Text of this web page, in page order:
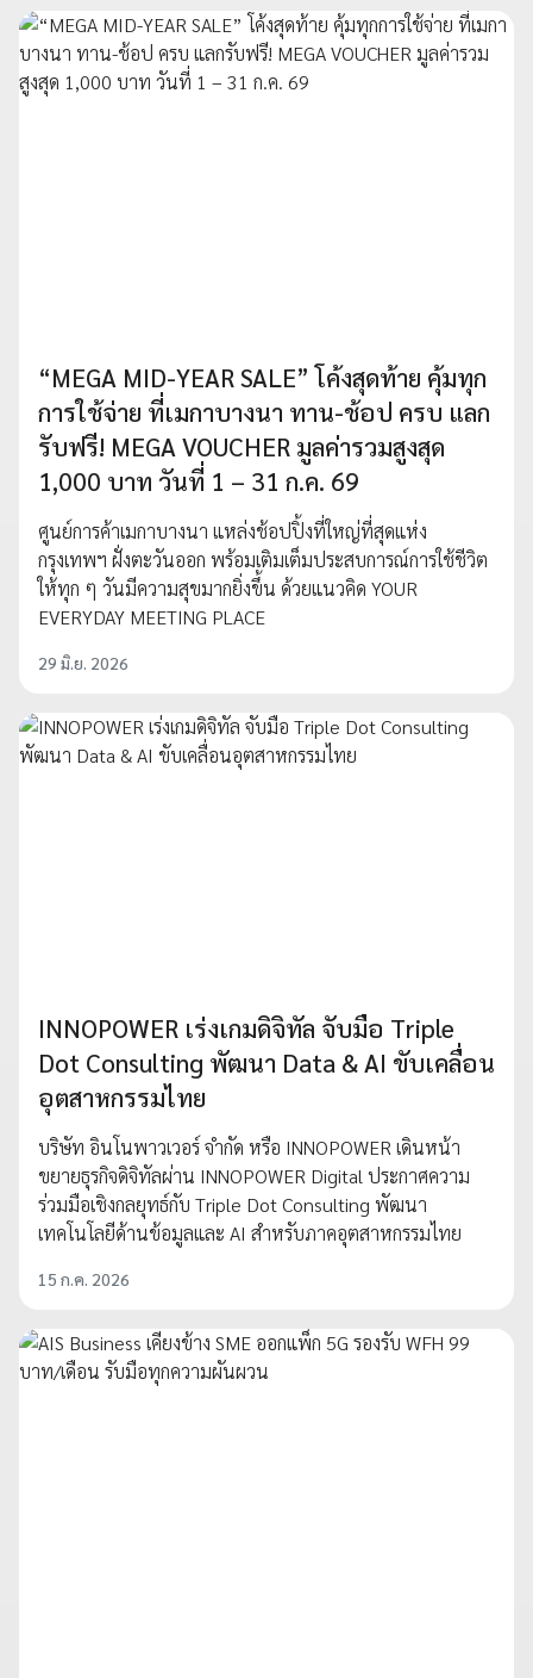
“MEGA MID-YEAR SALE” โค้งสุดท้าย คุ้มทุก
การใช้จ่าย ที่เมกาบางนา ทาน-ช้อป ครบ แลก
รับฟรี! MEGA VOUCHER มูลค่ารวมสูงสุด
1,000 บาท วันที่ 1 – 31 ก.ค. 69
ศูนย์การค้าเมกาบางนา แหล่งช้อปปิ้งที่ใหญ่ที่สุดแห่ง
กรุงเทพฯ ฝั่งตะวันออก พร้อมเติมเต็มประสบการณ์การใช้ชีวิต
ให้ทุก ๆ วันมีความสุขมากยิ่งขึ้น ด้วยแนวคิด YOUR
EVERYDAY MEETING PLACE
29 มิ.ย. 2026
INNOPOWER เร่งเกมดิจิทัล จับมือ Triple
Dot Consulting พัฒนา Data & AI ขับเคลื่อน
อุตสาหกรรมไทย
บริษัท อินโนพาวเวอร์ จำกัด หรือ INNOPOWER เดินหน้า
ขยายธุรกิจดิจิทัลผ่าน INNOPOWER Digital ประกาศความ
ร่วมมือเชิงกลยุทธ์กับ Triple Dot Consulting พัฒนา
เทคโนโลยีด้านข้อมูลและ AI สำหรับภาคอุตสาหกรรมไทย
15 ก.ค. 2026